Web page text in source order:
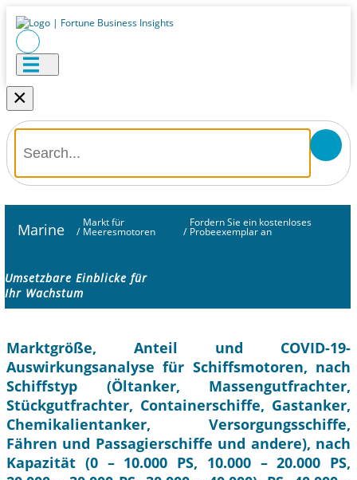
×
Marine /
Markt für
Meeresmotoren /
Fordern Sie ein kostenloses
Probeexemplar an
Umsetzbare Einblicke für
Ihr Wachstum
Marktgröße, Anteil und COVID-19-
Auswirkungsanalyse für Schiffsmotoren, nach
Schiffstyp (Öltanker, Massengutfrachter,
Stückgutfrachter, Containerschiffe, Gastanker,
Chemikalientanker, Versorgungsschiffe,
Fähren und Passagierschiffe und andere), nach
Kapazität (0 – 10.000 PS, 10.000 – 20.000 PS,